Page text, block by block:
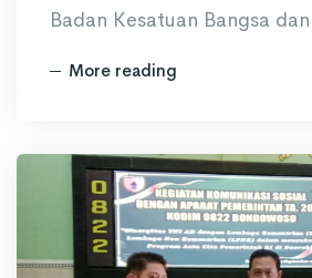
Badan Kesatuan Bangsa dan
More reading